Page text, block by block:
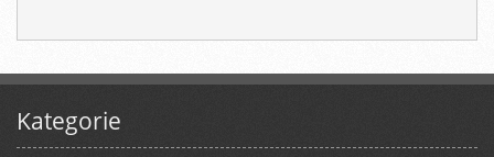
Kategorie